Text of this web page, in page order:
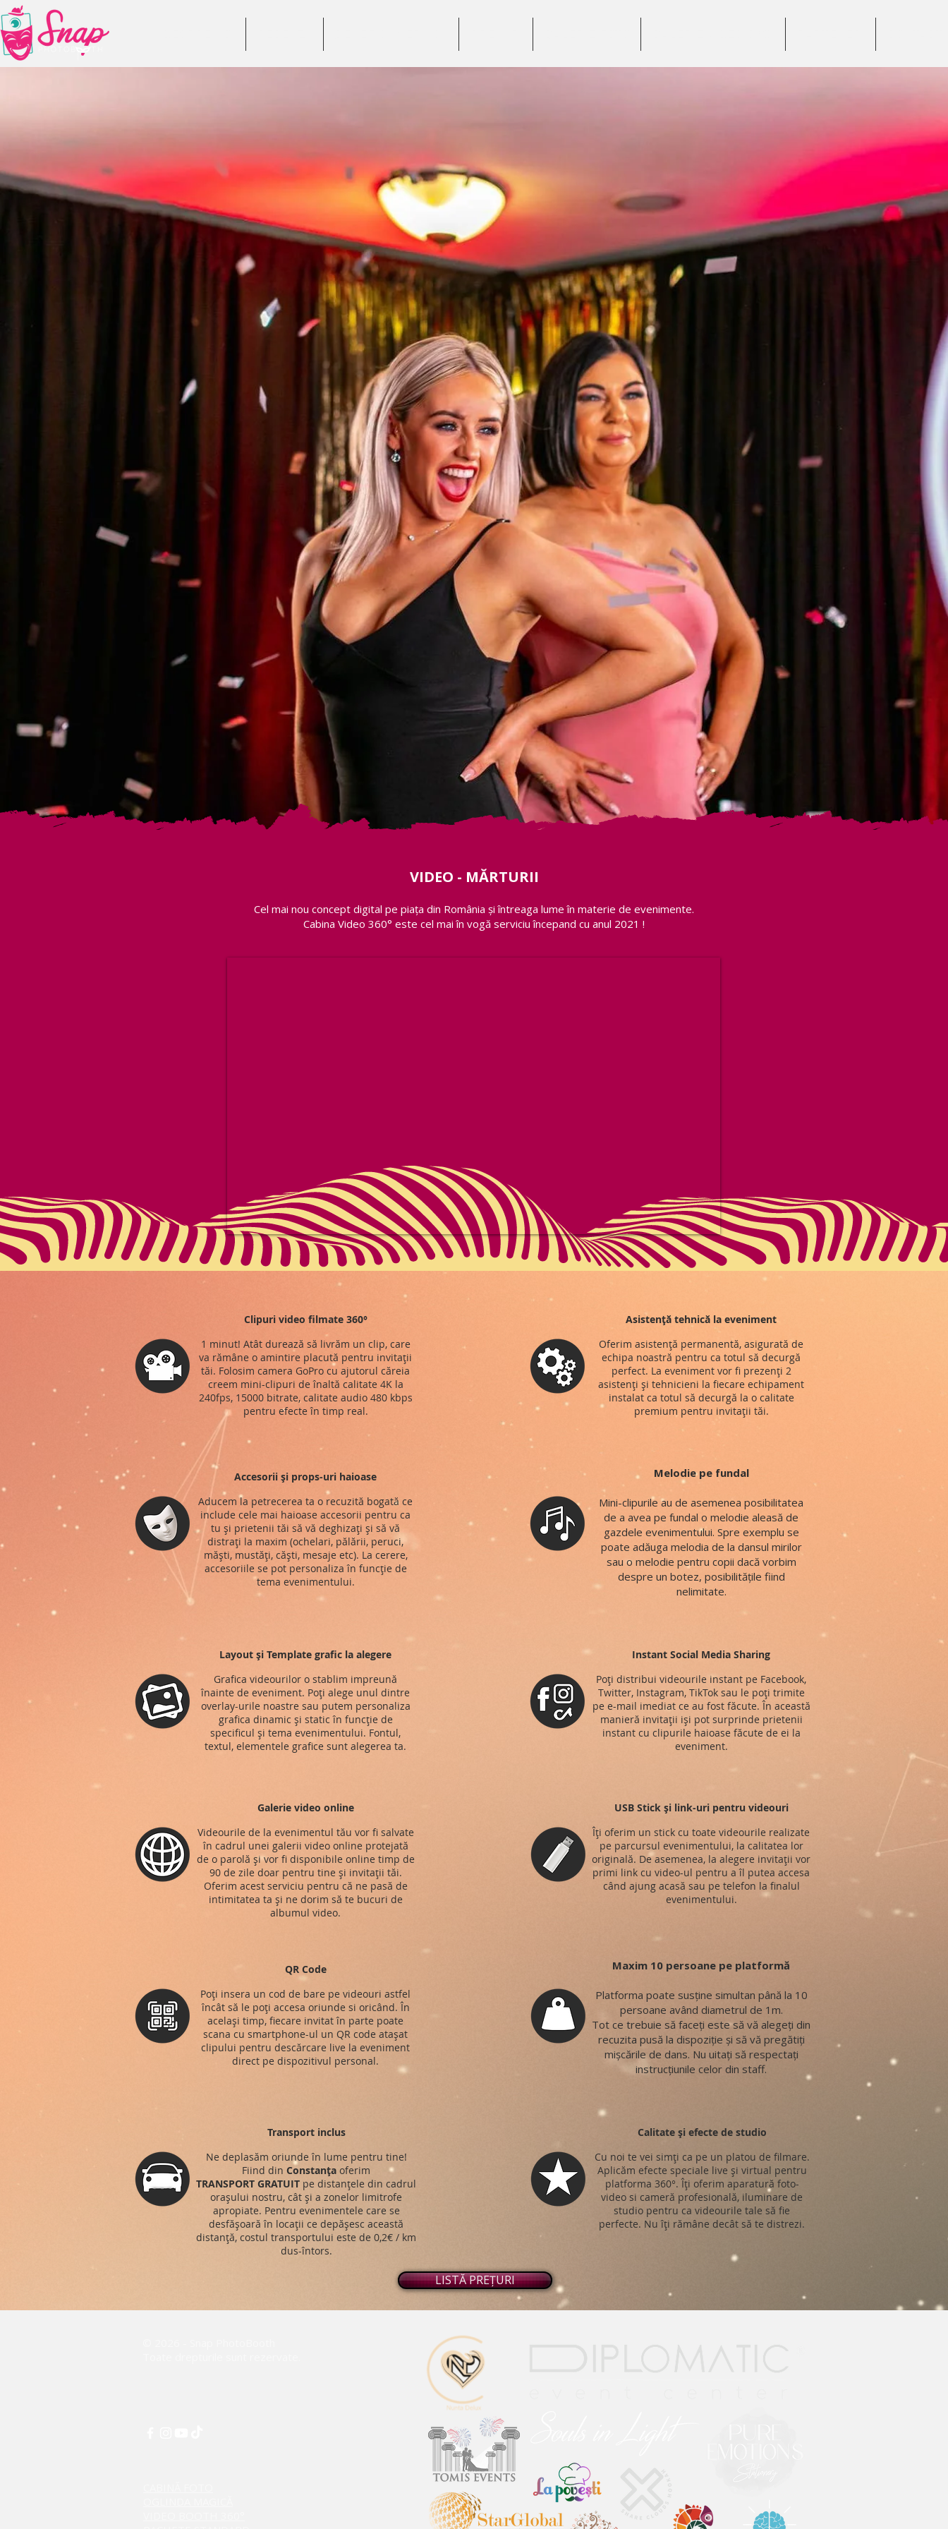
VIDEO - MĂRTURII
Cel mai nou concept digital pe piața din România și întreaga lume în materie de evenimente.
Cabina Video 360° este cel mai în vogă serviciu începand cu anul 2021 !
Clipuri video filmate 360°
1 minut! Atât durează să livrăm un clip, care
va rămâne o amintire placută pentru invitații
tăi. Folosim camera GoPro cu ajutorul căreia
creem mini-clipuri de înaltă calitate 4K la
240fps, 15000 bitrate, calitate audio 480 kbps
pentru efecte în timp real.
Accesorii și props-uri haioase
Aducem la petrecerea ta o recuzită bogată ce
include cele mai haioase accesorii pentru ca
tu și prietenii tăi să vă deghizați și să vă
distrați la maxim (ochelari, pălării, peruci,
măști, mustăți, căști, mesaje etc). La cerere,
accesoriile se pot personaliza în funcție de
tema evenimentului.
Asistență tehnică la eveniment
Oferim asistență permanentă, asigurată de
echipa noastră pentru ca totul să decurgă
perfect. La eveniment vor fi prezenți 2
asistenți și tehnicieni la fiecare echipament
instalat ca totul să decurgă la o calitate
premium pentru invitații tăi.
Melodie pe fundal
Mini-clipurile au de asemenea posibilitatea
de a avea pe fundal o melodie aleasă de
gazdele evenimentului. Spre exemplu se
poate adăuga melodia de la dansul mirilor
sau o melodie pentru copii dacă vorbim
despre un botez, posibilitățile fiind
nelimitate.
Layout și Template grafic la alegere
Grafica videourilor o stablim impreună
înainte de eveniment. Poți alege unul dintre
overlay-urile noastre sau putem personaliza
grafica dinamic și static în funcție de
specificul și tema evenimentului. Fontul,
textul, elementele grafice sunt alegerea ta.
Galerie video online
Videourile de la evenimentul tău vor fi salvate
în cadrul unei galerii video online protejată
de o parolă și vor fi disponibile online timp de
90 de zile doar pentru tine și invitații tăi.
Oferim acest serviciu pentru că ne pasă de
intimitatea ta și ne dorim să te bucuri de
albumul video.
QR Code
Poți insera un cod de bare pe videouri astfel
încât să le poți accesa oriunde si oricând. În
același timp, fiecare invitat în parte poate
scana cu smartphone-ul un QR code atașat
clipului pentru descărcare live la eveniment
direct pe dispozitivul personal.
Transport inclus
Ne deplasăm oriunde în lume pentru tine!
Fiind din Constanța oferim
TRANSPORT GRATUIT pe distanțele din cadrul
orașului nostru, cât și a zonelor limitrofe
apropiate. Pentru evenimentele care se
desfășoară în locații ce depășesc această
distanță, costul transportului este de 0,2€ / km
dus-întors.
Instant Social Media Sharing
Poți distribui videourile instant pe Facebook,
Twitter, Instagram, TikTok sau le poți trimite
pe e-mail imediat ce au fost făcute. În această
manieră invitații iși pot surprinde prietenii
instant cu clipurile haioase făcute de ei la
eveniment.
USB Stick și link-uri pentru videouri
Îți oferim un stick cu toate videourile realizate
pe parcursul evenimentului, la calitatea lor
originală. De asemenea, la alegere invitații vor
primi link cu video-ul pentru a îl putea accesa
când ajung acasă sau pe telefon la finalul
evenimentului.
Maxim 10 persoane pe platformă
Platforma poate susține simultan până la 10
persoane având diametrul de 1m.
Tot ce trebuie să faceți este să vă alegeți din
recuzita pusă la dispoziție și să vă pregătiți
mișcările de dans. Nu uitați să respectați
instrucțiunile celor din staff.
Calitate și efecte de studio
Cu noi te vei simți ca pe un platou de filmare.
Aplicăm efecte speciale live și virtual pentru
platforma 360°. Îți oferim aparatură foto-
video si cameră profesională, iluminare de
studio pentru ca videourile tale să fie
perfecte. Nu îți rămâne decât să te distrezi.
LISTĂ PREȚURI